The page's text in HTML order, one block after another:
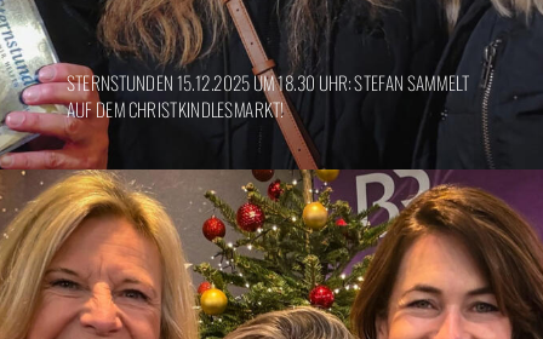
STERNSTUNDEN 15.12.2025 UM 18.30 UHR: STEFAN SAMMELT
AUF DEM CHRISTKINDLESMARKT!